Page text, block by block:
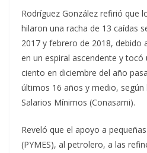
Rodríguez González refirió que
hilaron una racha de 13 caídas
2017 y febrero de 2018, debido
en un espiral ascendente y tocó
ciento en diciembre del año
últimos 16 años y medio,
Salarios Mínimos (Conasami).
Reveló que el apoyo a
(PYMES), al petrolero, a las